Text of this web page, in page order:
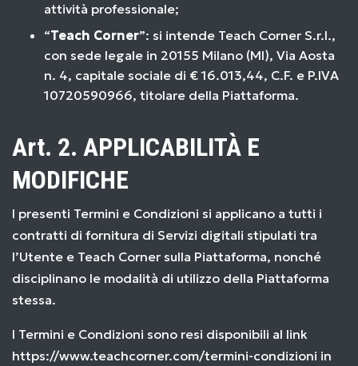
attività professionale;
“Teach Corner”: si intende Teach Corner S.r.l.,
con sede legale in 20155 Milano (MI), Via Aosta
n. 4, capitale sociale di € 16.013,44, C.F. e P.IVA
10720590966, titolare della Piattaforma.
Art. 2. APPLICABILITÀ E
MODIFICHE
I presenti Termini e Condizioni si applicano a tutti i
contratti di fornitura di Servizi digitali stipulati tra
l’Utente e Teach Corner sulla Piattaforma, nonché
disciplinano le modalità di utilizzo della Piattaforma
stessa.
I Termini e Condizioni sono resi disponibili al link
https://www.teachcorner.com/termini-condizioni in